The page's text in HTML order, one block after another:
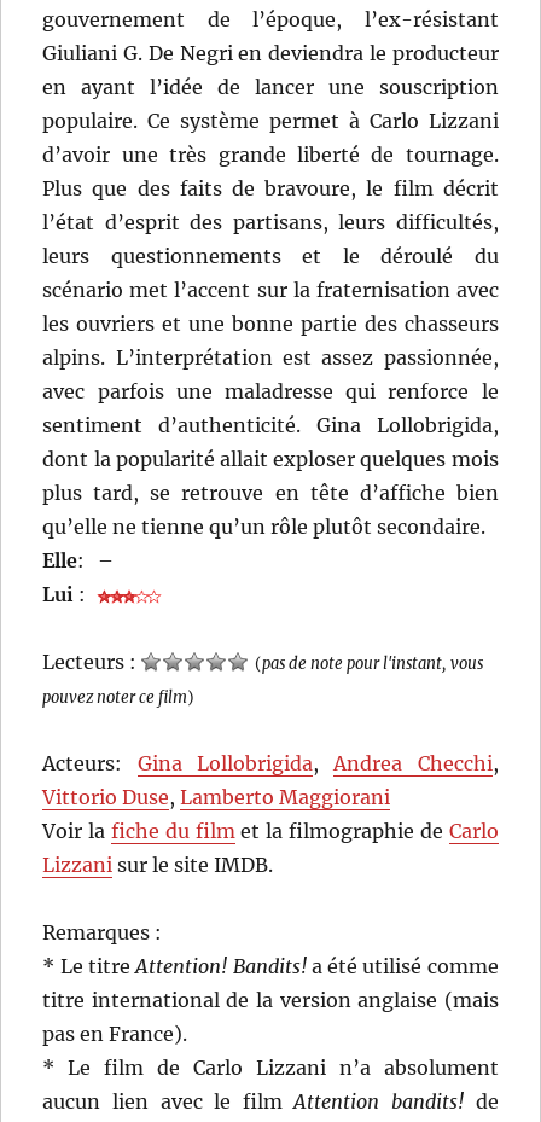
gouvernement de l’époque, l’ex-résistant
Giuliani G. De Negri en deviendra le producteur
en ayant l’idée de lancer une souscription
populaire. Ce système permet à Carlo Lizzani
d’avoir une très grande liberté de tournage.
Plus que des faits de bravoure, le film décrit
l’état d’esprit des partisans, leurs difficultés,
leurs questionnements et le déroulé du
scénario met l’accent sur la fraternisation avec
les ouvriers et une bonne partie des chasseurs
alpins. L’interprétation est assez passionnée,
avec parfois une maladresse qui renforce le
sentiment d’authenticité. Gina Lollobrigida,
dont la popularité allait exploser quelques mois
plus tard, se retrouve en tête d’affiche bien
qu’elle ne tienne qu’un rôle plutôt secondaire.
Elle:
–
Lui :
Lecteurs : (pas de note pour l'instant, vous
pouvez noter ce film)
Acteurs: Gina Lollobrigida,Andrea Checchi,
Vittorio Duse,Lamberto Maggiorani
Voir la fiche du filmet la filmographie de Carlo
Lizzani sur le site IMDB.
Remarques :
* Le titreAttention! Bandits!a été utilisé comme
titre international de la version anglaise (mais
pas en France).
* Le film de Carlo Lizzani n’a absolument
aucun lien avec le filmAttention bandits! de